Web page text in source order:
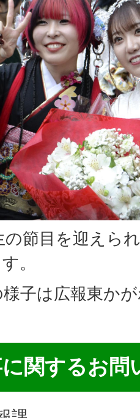
節目を迎えら
。
子は広報東か
関するお問